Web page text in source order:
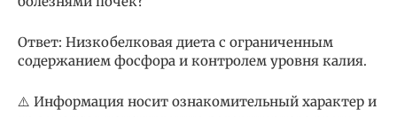
Ответ: Низкобелковая диета с ограниченным
содержанием фосфора и контролем уровня калия.
⚠️ Информация носит ознакомительный характер и